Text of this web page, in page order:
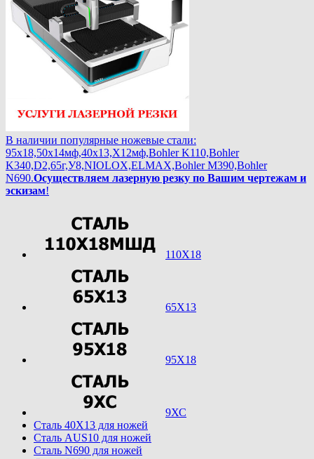
В наличии популярные ножевые стали:
95х18,50х14мф,40х13,Х12мф,Bohler K110,Bohler
K340,D2,65г,У8,NIOLOX,ELMAX,Bohler М390,Bohler
N690.Осуществляем лазерную резку по Вашим чертежам и
эскизам!
110Х18
65Х13
95Х18
9ХС
Cталь 40Х13 для ножей
Cталь AUS10 для ножей
Cталь N690 для ножей